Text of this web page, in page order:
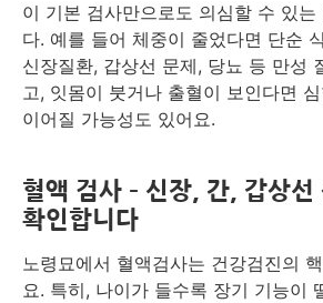
이 기본 검사만으로도 의심할 수 있는
다. 예를 들어 체중이 줄었다면 단순
신장질환, 갑상선 문제, 당뇨 등 만성
고, 잇몸이 붓거나 출혈이 보인다면
이어질 가능성도 있어요.
혈액 검사 – 신장, 간, 갑상선
확인합니다
노령묘에서 혈액검사는 건강검진의
요. 특히, 나이가 들수록 장기 기능이